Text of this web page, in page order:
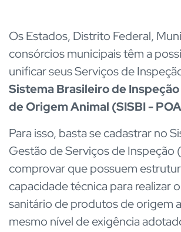
Os Estados, Distrito Federal,
consórcios municipais têm a
unificar seus Serviços de
Sistema Brasileiro de
de Origem Animal (SISBI -
Para isso, basta se cadastrar no
Gestão de Serviços de Inspeção
comprovar que possuem
capacidade técnica para realizar
sanitário de produtos de origem
mesmo nível de exigência